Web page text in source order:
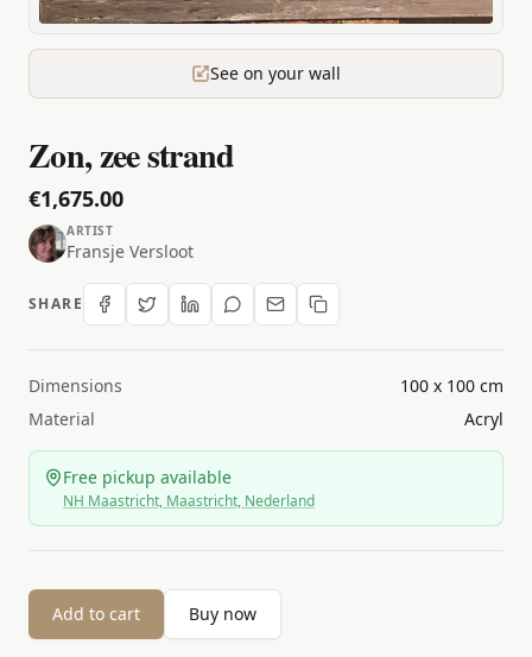
See on your wall
Zon, zee strand
€1,675.00
ARTIST
Fransje Versloot
SHARE
Dimensions
100 x 100 cm
Material
Acryl
Free pickup available
NH Maastricht, Maastricht, Nederland
Add to cart Buy now